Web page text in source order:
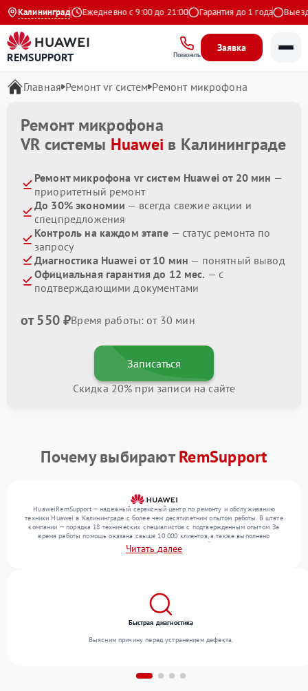
Калининград
4.9 на Яндекс Ежедневно с 9:00 до 21:00 Гарантия до 1 года Выезд
REMSUPPORT Позвонить
Заявка
Главная Ремонт vr систем Ремонт микрофона
Ремонт микрофона
VR системы Huawei в Калининграде
Ремонт микрофона vr систем Huawei от 20 мин —
приоритетный ремонт
До 30% экономии — всегда свежие акции и
спецпредложения
Контроль на каждом этапе — статус ремонта по
запросу
Диагностика Huawei от 10 мин — понятный вывод
Официальная гарантия до 12 мес. — с
подтверждающими документами
от 550 ₽Время работы: от 30 мин
Записаться
Скидка 20% при записи на сайте
Почему выбираютRemSupport
HuaweiRemSupport — надежный сервисный центр по ремонту и обслуживанию
техники Huawei в Калининграде с более чем десятилетним опытом работы. В штате
компании — порядка 18 технических специалистов с подтвержденным опытом. За
время работы помощь оказана свыше 10 000 клиентов, а также выполнено
выполнено более 12 000 ремонтов. Ежемесячно в сервисный центр поступает от 300
устройств, включая , , . Мы беремся за задачи любой сложности и предлагаем
Читать далее
Быстрая диагностика
Выясним причину перед устранением дефекта.